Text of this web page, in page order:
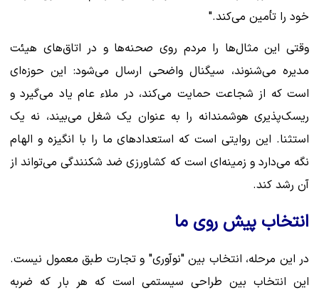
خود را تأمین می‌کند."
وقتی این مثال‌ها را مردم روی صحنه‌ها و در اتاق‌های هیئت
مدیره می‌شنوند، سیگنال واضحی ارسال می‌شود: این حوزه‌ای
است که از شجاعت حمایت می‌کند، در ملاء عام یاد می‌گیرد و
ریسک‌پذیری هوشمندانه را به عنوان یک شغل می‌بیند، نه یک
استثنا. این روایتی است که استعدادهای ما را با انگیزه و الهام
نگه می‌دارد و زمینه‌ای است که کشاورزی ضد شکنندگی می‌تواند از
آن رشد کند.
انتخاب پیش روی ما
در این مرحله، انتخاب بین "نوآوری" و تجارت طبق معمول نیست.
این انتخاب بین طراحی سیستمی است که هر بار که ضربه